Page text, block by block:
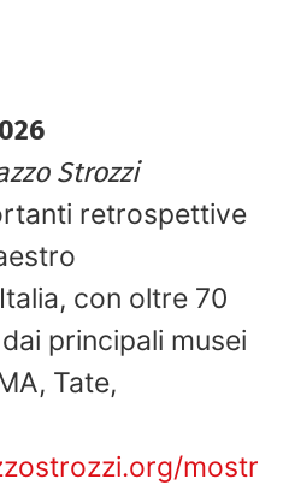
Strozzi
retrospettive
con oltre 70
principali musei
Tate,
mostr